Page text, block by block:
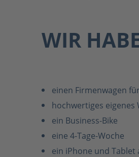
WIR
einen Firmenwagen
hochwertiges eigenes
ein Business-Bike
eine 4-Tage-Woche
ein iPhone und Tablet